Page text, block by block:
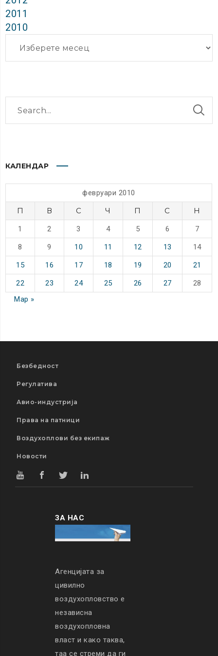
2011
2010
КАЛЕНДАР
февруари 2010
П В С Ч П С Н
1 2 3 4 5 6 7
8 9 10 11 12 13 14
15 16 17 18 19 20 21
22 23 24 25 26 27
28
Мар »
Безбедност
Регулатива
Авио-индустрија
Права на патници
Воздухоплови без екипаж
Новости
ЗА НАС
Агенцијата за
цивилно
воздухопловство е
независна
воздухопловна
власт и како таква,
таа се стреми да ги